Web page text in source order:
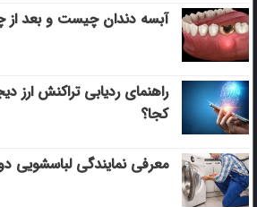
آبسه دندان چیست و بعد از
راهنمای ردیابی تراکنش ارز
کجا؟
معرفی نمایندگی لباسشویی